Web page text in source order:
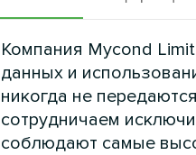
Компания Mycond
данных и
никогда не
сотрудничаем
соблюдают самые